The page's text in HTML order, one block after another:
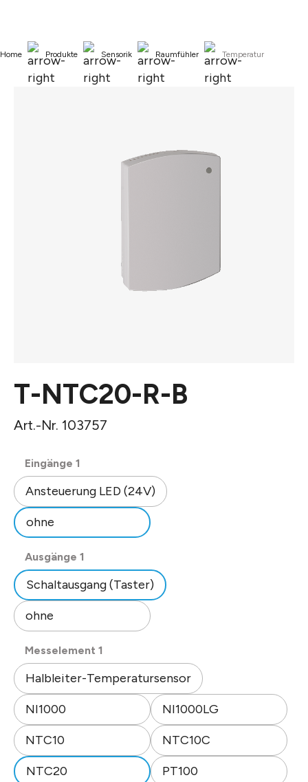
Home Produkte Sensorik Raumfühler Temperatur
T-NTC20-R-B
Art.-Nr. 103757
Eingänge 1
Ansteuerung LED (24V)
ohne
Ausgänge 1
Schaltausgang (Taster)
ohne
Messelement 1
Halbleiter-Temperatursensor
NI1000 NI1000LG
NTC10 NTC10C
NTC20 PT100